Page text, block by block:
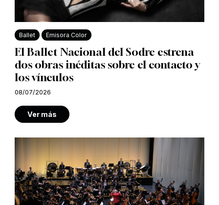
Ballet Emisora Color
El Ballet Nacional del Sodre estrena
dos obras inéditas sobre el contacto y
los vínculos
08/07/2026
Ver más